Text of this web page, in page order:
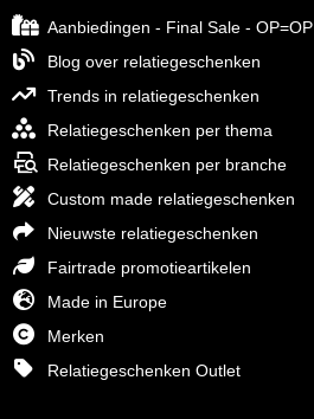
Aanbiedingen - Final Sale - OP=OP
Blog over relatiegeschenken
Trends in relatiegeschenken
Relatiegeschenken per thema
Relatiegeschenken per branche
Custom made relatiegeschenken
Nieuwste relatiegeschenken
Fairtrade promotieartikelen
Made in Europe
Merken
Relatiegeschenken Outlet